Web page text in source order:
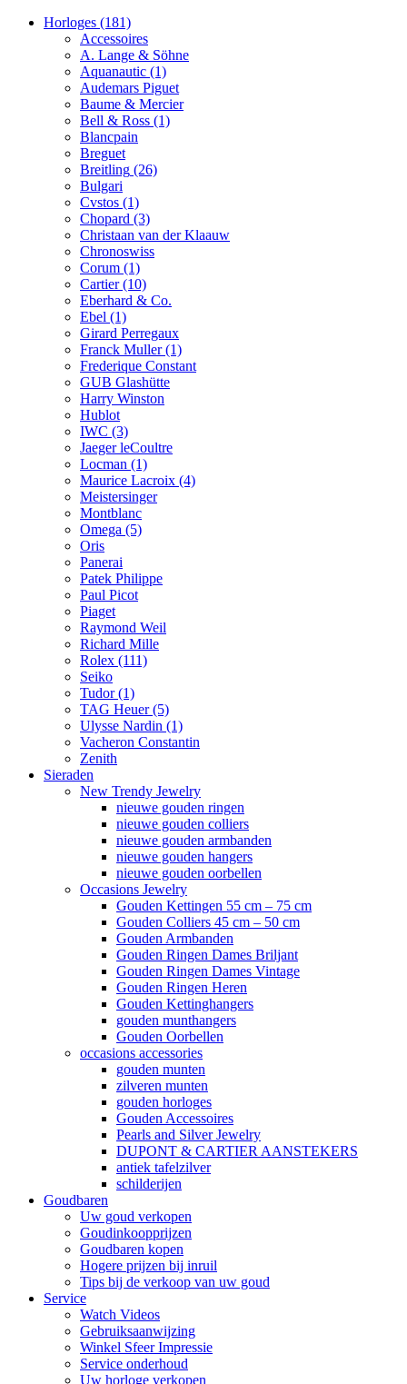
Horloges (181)
Accessoires
A. Lange & Söhne
Aquanautic (1)
Audemars Piguet
Baume & Mercier
Bell & Ross (1)
Blancpain
Breguet
Breitling (26)
Bulgari
Cvstos (1)
Chopard (3)
Christaan van der Klaauw
Chronoswiss
Corum (1)
Cartier(10)
Eberhard & Co.
Ebel (1)
Girard Perregaux
Franck Muller(1)
Frederique Constant
GUB Glashütte
Harry Winston
Hublot
IWC (3)
Jaeger leCoultre
Locman (1)
Maurice Lacroix (4)
Meistersinger
Montblanc
Omega (5)
Oris
Panerai
Patek Philippe
Paul Picot
Piaget
Raymond Weil
Richard Mille
Rolex (111)
Seiko
Tudor(1)
TAG Heuer(5)
Ulysse Nardin (1)
Vacheron Constantin
Zenith
Sieraden
New Trendy Jewelry
nieuwe gouden ringen
nieuwe gouden colliers
nieuwe gouden armbanden
nieuwe gouden hangers
nieuwe gouden oorbellen
Occasions Jewelry
Gouden Kettingen 55 cm – 75 cm
Gouden Colliers 45 cm – 50 cm
Gouden Armbanden
Gouden Ringen Dames Briljant
Gouden Ringen Dames Vintage
Gouden Ringen Heren
Gouden Kettinghangers
gouden munthangers
Gouden Oorbellen
occasions accessories
gouden munten
zilveren munten
gouden horloges
Gouden Accessoires
Pearls and Silver Jewelry
DUPONT & CARTIER AANSTEKERS
antiek tafelzilver
schilderijen
Goudbaren
Uw goud verkopen
Goudinkoopprijzen
Goudbaren kopen
Hogere prijzen bij inruil
Tips bij de verkoop van uw goud
Service
Watch Videos
Gebruiksaanwijzing
Winkel Sfeer Impressie
Service onderhoud
Uw horloge verkopen